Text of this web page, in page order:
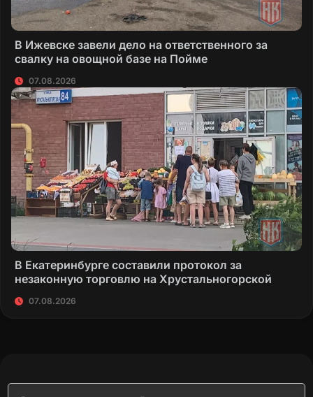
В Ижевске завели дело на ответственного за
свалку на овощной базе на Пойме
07.08.2026
В Екатеринбурге составили протокол за
незаконную торговлю на Хрустальногорской
07.08.2026